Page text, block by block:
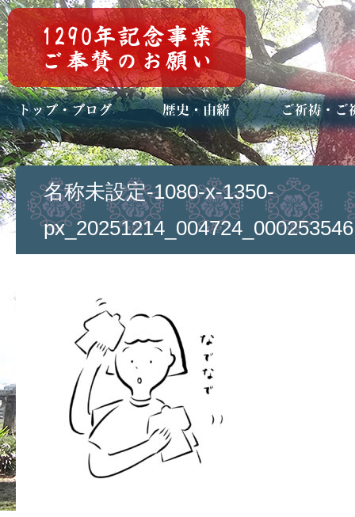
トップページ
ブログ(日々八百万)
お知らせ一覧 歴史・ご祭神
年中行事
メディア掲載 ご祈祷・ご祈
安産祈願
初宮参り
七五三詣
長寿のお祝い
神前結婚式
厄祓い・方位
車のお祓い
地鎮祭
神葬祭（神式
名称未設定-1080-x-1350-